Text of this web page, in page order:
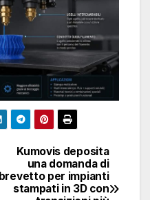
Kumovis deposita
una domanda di
brevetto per impianti
stampati in 3D con